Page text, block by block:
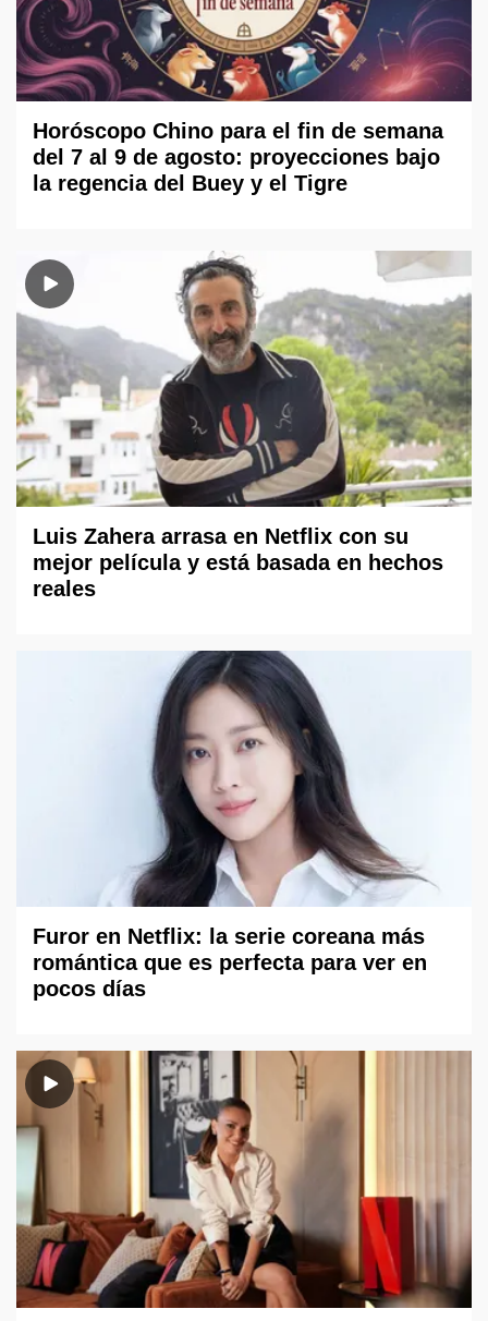
Horóscopo Chino para el fin de semana
del 7 al 9 de agosto: proyecciones bajo
la regencia del Buey y el Tigre
Luis Zahera arrasa en Netflix con su
mejor película y está basada en hechos
reales
Furor en Netflix: la serie coreana más
romántica que es perfecta para ver en
pocos días